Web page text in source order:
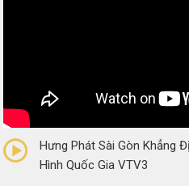
(0 Reviews)
Hưng Phát Sài Gòn Khẳng
Hình Quốc Gia VTV3